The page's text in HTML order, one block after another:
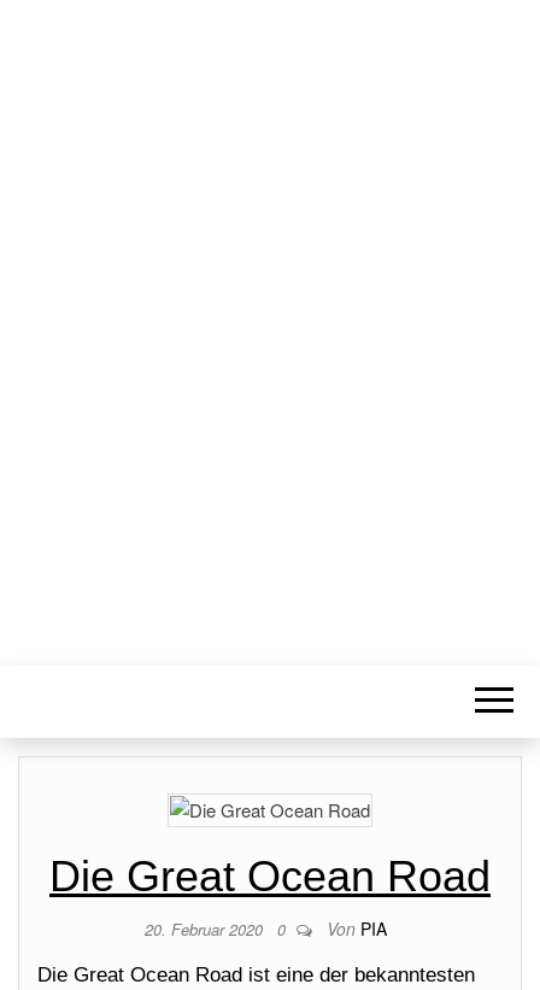
Die Great Ocean Road
20. Februar 2020 0 Von PIA
Die Great Ocean Road ist eine der bekanntesten